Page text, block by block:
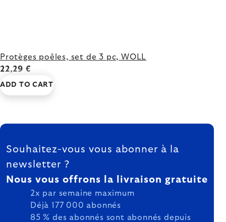
Protèges poêles, set de 3 pc, WOLL
22,29 €
ADD TO CART
FOOTER
Souhaitez-vous vous abonner à la
newsletter ?
Nous vous offrons la livraison gratuite
2x par semaine maximum
Déjà 177 000 abonnés
85 % des abonnés sont abonnés depuis